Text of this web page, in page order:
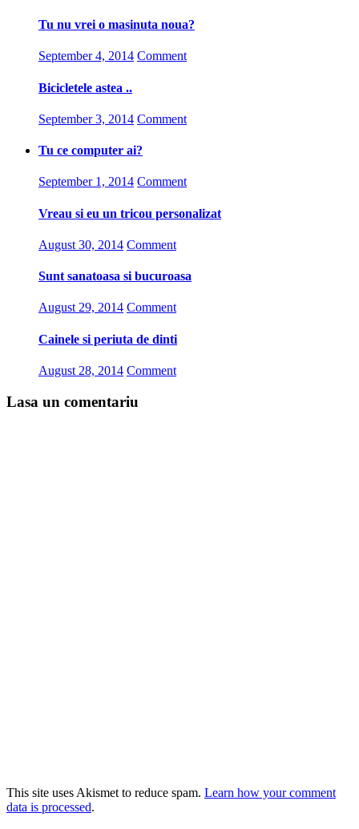
Tu nu vrei o masinuta noua?
September 4, 2014 Comment
Bicicletele astea ..
September 3, 2014 Comment
Tu ce computer ai?
September 1, 2014 Comment
Vreau si eu un tricou personalizat
August 30, 2014 Comment
Sunt sanatoasa si bucuroasa
August 29, 2014 Comment
Cainele si periuta de dinti
August 28, 2014 Comment
Lasa un comentariu
This site uses Akismet to reduce spam. Learn how your comment
data is processed.